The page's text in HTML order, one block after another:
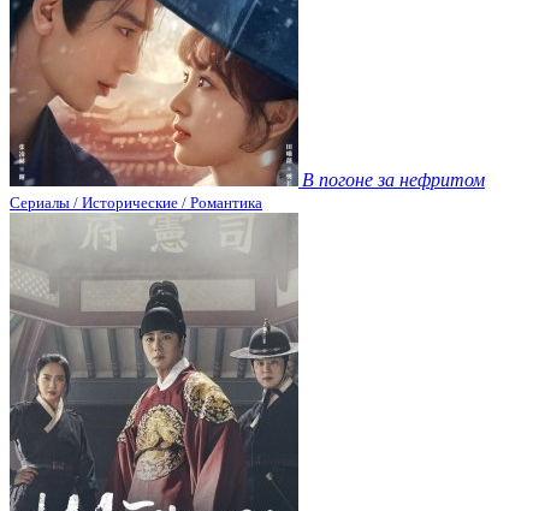
В погоне за нефритом
Сериалы / Исторические / Романтика